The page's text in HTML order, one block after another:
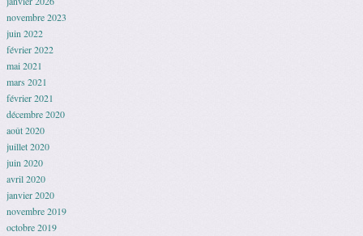
novembre 2023
juin 2022
février 2022
mai 2021
mars 2021
février 2021
décembre 2020
août 2020
juillet 2020
juin 2020
avril 2020
janvier 2020
novembre 2019
octobre 2019